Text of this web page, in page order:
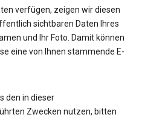
verfügen, zeigen wir diesen
sichtbaren Daten Ihres
und Ihr Foto. Damit können
eine von Ihnen stammende E-
den in dieser
Zwecken nutzen, bitten